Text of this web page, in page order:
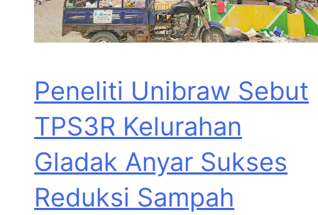
Peneliti Unibraw Sebut
TPS3R Kelurahan
Gladak Anyar Sukses
Reduksi Sampah